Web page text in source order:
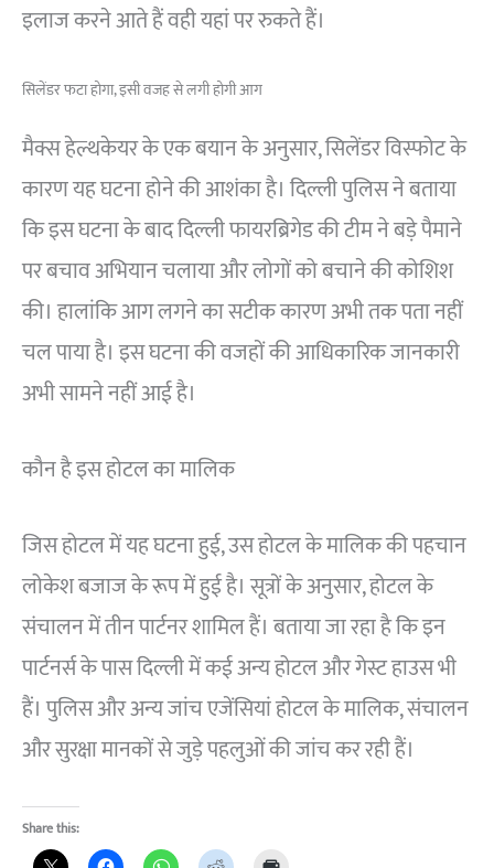
इलाज करने आते हैं वही यहां पर रुकते हैं।
सिलेंडर फटा होगा, इसी वजह से लगी होगी आग
मैक्स हेल्थकेयर के एक बयान के अनुसार, सिलेंडर विस्फोट के
कारण यह घटना होने की आशंका है। दिल्ली पुलिस ने बताया
कि इस घटना के बाद दिल्ली फायरब्रिगेड की टीम ने बड़े पैमाने
पर बचाव अभियान चलाया और लोगों को बचाने की कोशिश
की। हालांकि आग लगने का सटीक कारण अभी तक पता नहीं
चल पाया है। इस घटना की वजहों की आधिकारिक जानकारी
अभी सामने नहीं आई है।
कौन है इस होटल का मालिक
जिस होटल में यह घटना हुई, उस होटल के मालिक की पहचान
लोकेश बजाज के रूप में हुई है। सूत्रों के अनुसार, होटल के
संचालन में तीन पार्टनर शामिल हैं। बताया जा रहा है कि इन
पार्टनर्स के पास दिल्ली में कई अन्य होटल और गेस्ट हाउस भी
हैं। पुलिस और अन्य जांच एजेंसियां होटल के मालिक, संचालन
और सुरक्षा मानकों से जुड़े पहलुओं की जांच कर रही हैं।
Share this: